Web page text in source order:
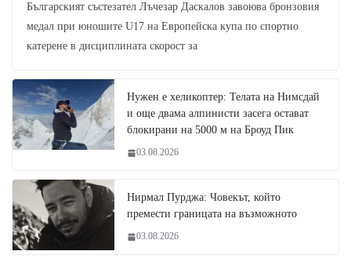
Българският състезател Лъчезар Даскалов завоюва бронзовия
медал при юношите U17 на Европейска купа по спортно
катерене в дисциплината скорост за
Нужен е хеликоптер: Телата на Нимсдай
и още двама алпинисти засега остават
блокирани на 5000 м на Броуд Пик
03.08.2026
Нирмал Пурджа: Човекът, който
премести границата на възможното
03.08.2026